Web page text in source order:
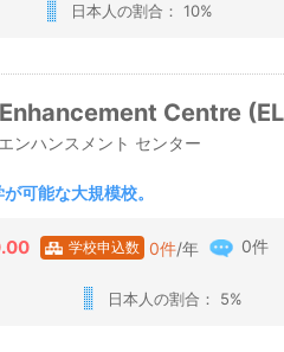
日本人の割合： 10%
Centre
ンハンスメント センター
可能な大規模校。
学校申込数 0件/年 0件
日本人の割合： 5%